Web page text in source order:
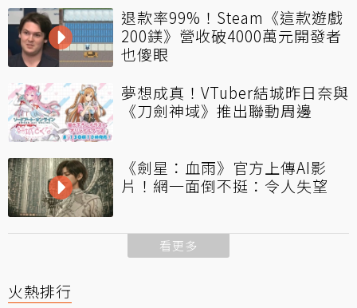
退款率99%！Steam《這款遊戲
200鎂》營收破4000萬元開發者
也傻眼
夢想成真！VTuber結城昨日奈與
《刀劍神域》推出聯動周邊
《劍星：血雨》官方上傳AI影
片！網一面倒不挺：令人失望
看更多
火熱排行